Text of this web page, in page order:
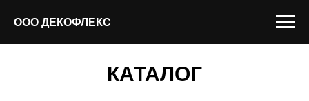
ООО ДЕКОФЛЕКС
КАТАЛОГ